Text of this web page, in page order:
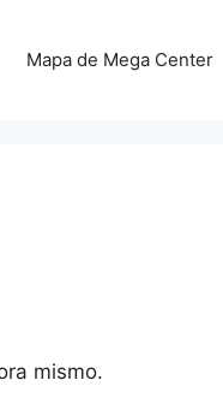
Mapa de Mega Center
mismo.